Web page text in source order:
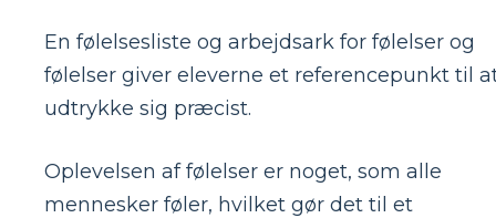
En følelsesliste og arbejdsark for følelser og
følelser giver eleverne et referencepunkt til
udtrykke sig præcist.
Oplevelsen af ​​følelser er noget, som alle
mennesker føler, hvilket gør det til et